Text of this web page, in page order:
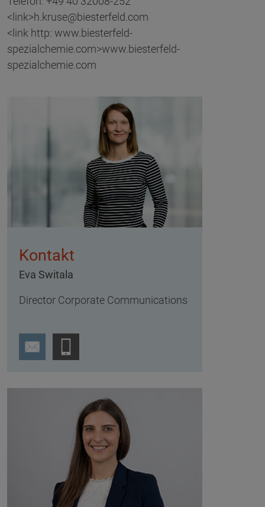
<link>h.kruse@biesterfeld.com
<link http: www.biesterfeld-
spezialchemie.com>www.biesterfeld-
spezialchemie.com
Kontakt
Eva Switala
Director Corporate Communications